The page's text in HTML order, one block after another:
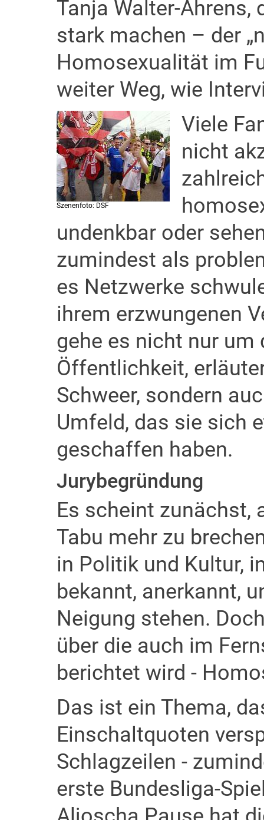
Tanja Walter-
stark machen – der
Homosexualität im
weiter Weg, wie
Szenenfoto: DSF
Viele
nicht
undenkbar oder
zumindest als
es Netzwerke
ihrem erzwungenen
gehe es nicht nur um
Öffentlichkeit,
Schweer, sondern
Umfeld, das sie sich
geschaffen haben.
Jurybegründung
Es scheint zunächst,
Tabu mehr zu
in Politik und Kultur,
bekannt, anerkannt,
Neigung stehen.
über die auch im
berichtet wird -
Das ist ein Thema,
Einschaltquoten
Schlagzeilen -
erste Bundesliga-